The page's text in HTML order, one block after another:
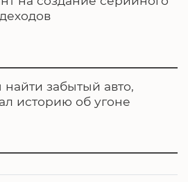
найти забытый авто,
историю об угоне